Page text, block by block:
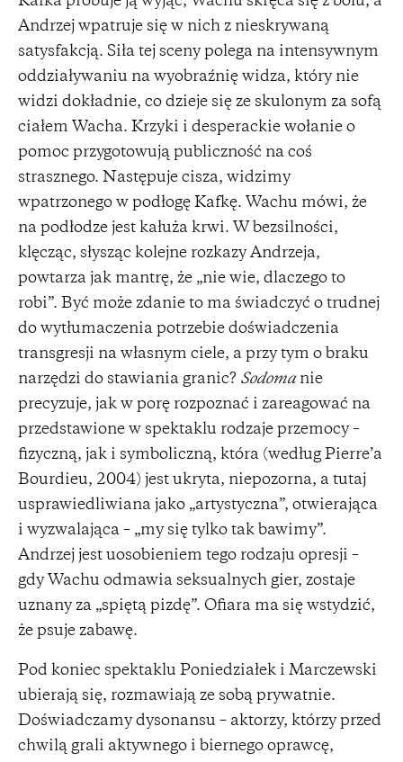
Andrzej wpatruje się w nich z nieskrywaną
satysfakcją. Siła tej sceny polega na intensywnym
oddziaływaniu na wyobraźnię widza, który nie
widzi dokładnie, co dzieje się ze skulonym za sofą
ciałem Wacha. Krzyki i desperackie wołanie o
pomoc przygotowują publiczność na coś
strasznego. Następuje cisza, widzimy
wpatrzonego w podłogę Kafkę. Wachu mówi, że
na podłodze jest kałuża krwi. W bezsilności,
klęcząc, słysząc kolejne rozkazy Andrzeja,
powtarza jak mantrę, że „nie wie, dlaczego to
robi”. Być może zdanie to ma świadczyć o trudnej
do wytłumaczenia potrzebie doświadczenia
transgresji na własnym ciele, a przy tym o braku
narzędzi do stawiania granic? Sodomanie
precyzuje, jak w porę rozpoznać i zareagować na
przedstawione w spektaklu rodzaje przemocy –
fizyczną, jak i symboliczną, która (według Pierre’a
Bourdieu, 2004) jest ukryta, niepozorna, a tutaj
usprawiedliwiana jako „artystyczna”, otwierająca
i wyzwalająca – „my się tylko tak bawimy”.
Andrzej jest uosobieniem tego rodzaju opresji –
gdy Wachu odmawia seksualnych gier, zostaje
uznany za „spiętą pizdę”. Ofiara ma się wstydzić,
że psuje zabawę.
Pod koniec spektaklu Poniedziałek i Marczewski
ubierają się, rozmawiają ze sobą prywatnie.
Doświadczamy dysonansu – aktorzy, którzy przed
chwilą grali aktywnego i biernego oprawcę,